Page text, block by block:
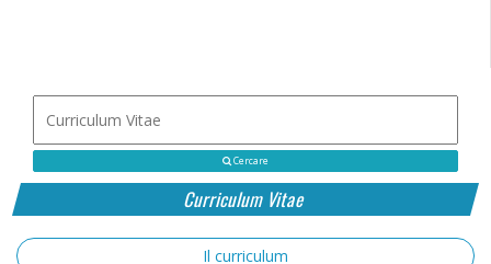
Cercare
Curriculum Vitae
Il curriculum